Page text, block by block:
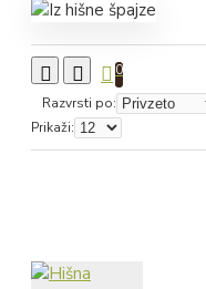
0
Razvrsti po:
Prikaži: